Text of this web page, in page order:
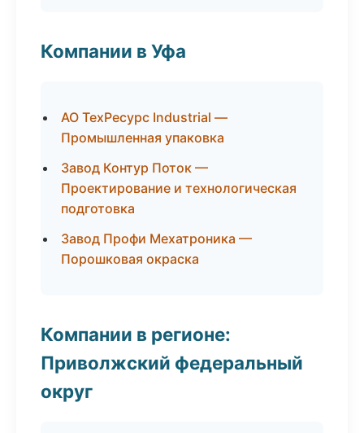
Компании в Уфа
АО ТехРесурс Industrial —
Промышленная упаковка
Завод Контур Поток —
Проектирование и технологическая
подготовка
Завод Профи Мехатроника —
Порошковая окраска
Компании в регионе:
Приволжский федеральный
округ